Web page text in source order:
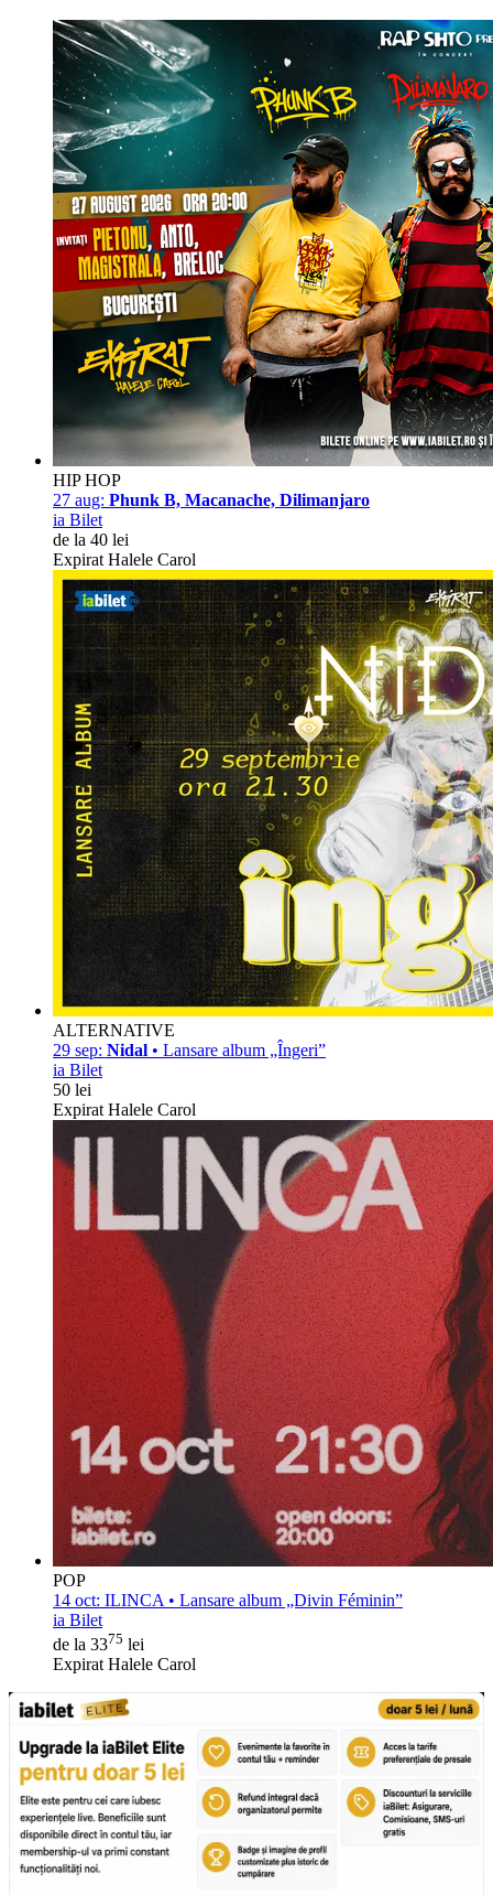
HIP HOP
27 aug: Phunk B, Macanache, Dilimanjaro
ia Bilet
de la 40 lei
Expirat Halele Carol
ALTERNATIVE
29 sep: Nidal • Lansare album „Îngeri”
ia Bilet
50 lei
Expirat Halele Carol
POP
14 oct: ILINCA • Lansare album „Divin Féminin”
ia Bilet
de la 3375 lei
Expirat Halele Carol